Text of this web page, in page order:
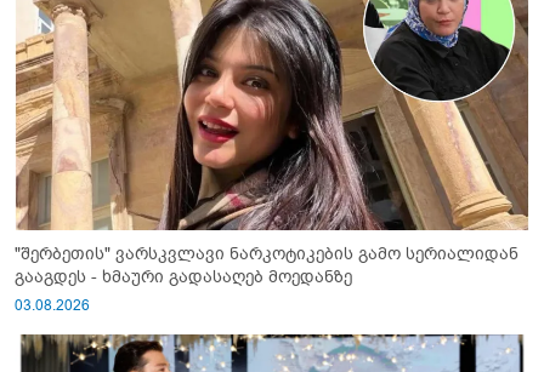
"შერბეთის" ვარსკვლავი ნარკოტიკების გამო სერიალიდან
გააგდეს - ხმაური გადასაღებ მოედანზე
03.08.2026